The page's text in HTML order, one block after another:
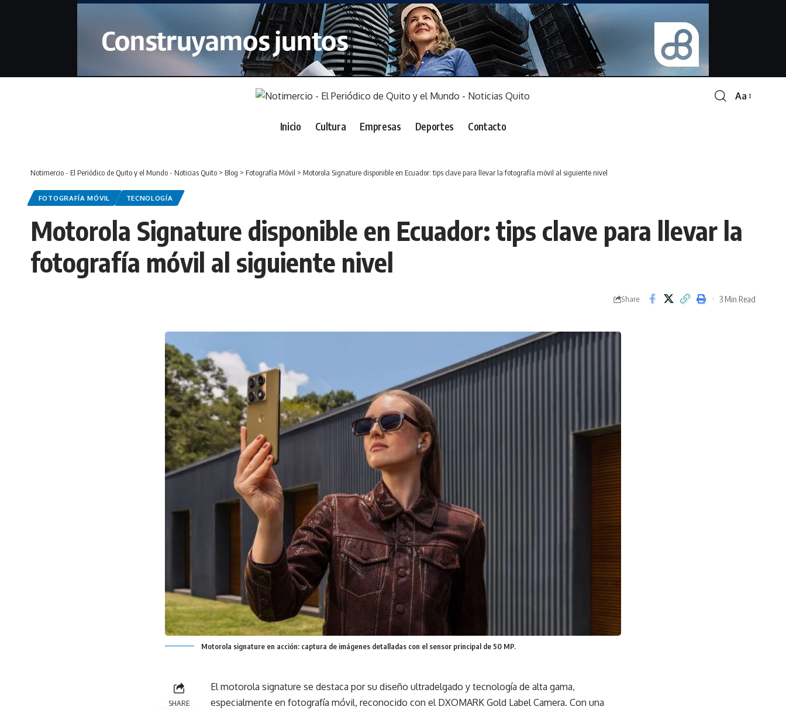
Font
Aa
Inicio Cultura Empresas Deportes Contacto
Notimercio - El Periódico de Quito y el Mundo - Noticias Quito > Blog > Fotografía Móvil > Motorola Signature disponible en Ecuador: tips clave para llevar la fotografía móvil al siguiente nivel
FOTOGRAFÍA MÓVIL TECNOLOGÍA
Motorola Signature disponible en Ecuador: tips clave para llevar la
fotografía móvil al siguiente nivel
Share 3 Min Read
Motorola signature en acción: captura de imágenes detalladas con el sensor principal de 50 MP.
SHARE
El motorola signature se destaca por su diseño ultradelgado y tecnología de alta gama,
especialmente en fotografía móvil, reconocido con el DXOMARK Gold Label Camera. Con una